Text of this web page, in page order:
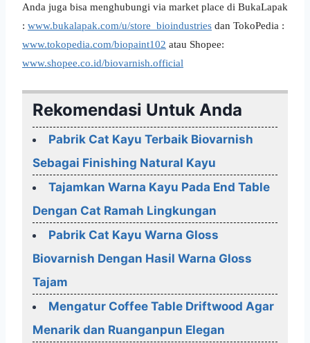
Anda juga bisa menghubungi via market place di BukaLapak
: www.bukalapak.com/u/store_bioindustries dan TokoPedia :
www.tokopedia.com/biopaint102 atau Shopee:
www.shopee.co.id/biovarnish.official
Rekomendasi Untuk Anda
Pabrik Cat Kayu Terbaik Biovarnish
Sebagai Finishing Natural Kayu
Tajamkan Warna Kayu Pada End Table
Dengan Cat Ramah Lingkungan
Pabrik Cat Kayu Warna Gloss
Biovarnish Dengan Hasil Warna Gloss
Tajam
Mengatur Coffee Table Driftwood Agar
Menarik dan Ruanganpun Elegan